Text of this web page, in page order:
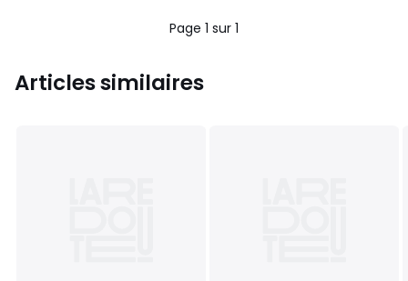
Page 1 sur 1
Articles similaires